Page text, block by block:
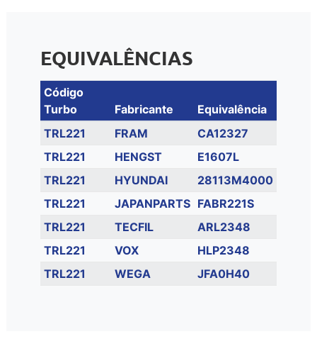
EQUIVALÊNCIAS
Código
Turbo
Fabricante
Equivalência
TRL221
FRAM
CA12327
TRL221
HENGST
E1607L
TRL221
HYUNDAI
28113M4000
TRL221
JAPANPARTS FABR221S
TRL221
TECFIL
ARL2348
TRL221
VOX
HLP2348
TRL221
WEGA JFA0H40